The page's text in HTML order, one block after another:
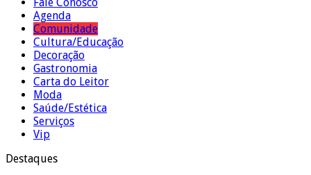
Agenda
Comunidade
Cultura/Educação
Decoração
Gastronomia
Carta do Leitor
Moda
Saúde/Estética
Serviços
Vip
Destaques